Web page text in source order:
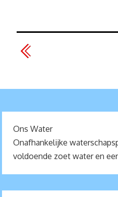
Ons Water
Onafhankelijke
voldoende zoet water en